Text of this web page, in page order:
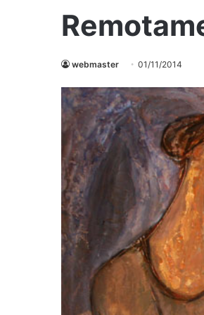
webmaster 01/11/2014